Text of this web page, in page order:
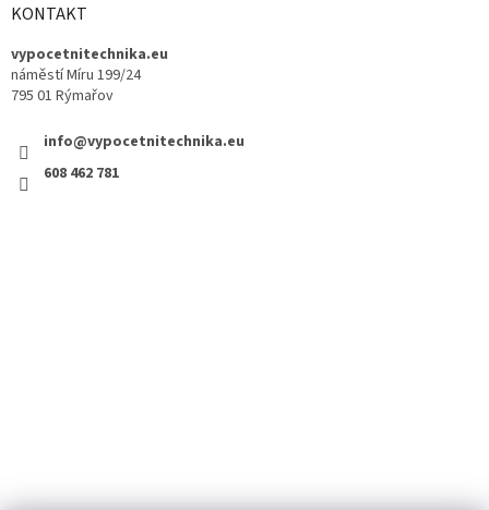
KONTAKT
vypocetnitechnika.eu
náměstí Míru 199/24
795 01 Rýmařov
info@vypocetnitechnika.eu
608 462 781